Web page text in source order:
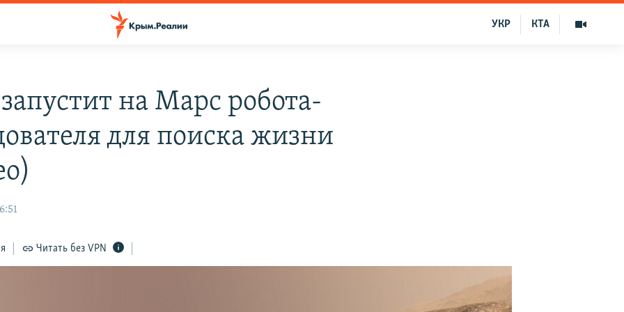
КТА
УКР
на Марс робота-
для поиска жизни
Читать без VPN